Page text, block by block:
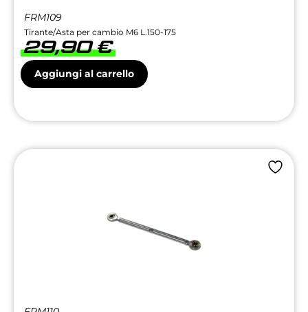
FRM109
Tirante/Asta per cambio M6 L.150-175
29,90€
Aggiungi al carrello